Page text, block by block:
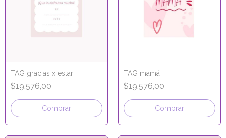
TAG gracias x estar
$19.576,00
Comprar
TAG mamá
$19.576,00
Comprar